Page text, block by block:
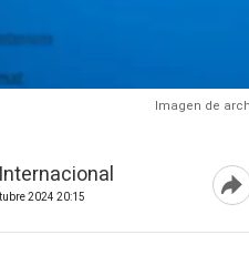
Imagen de
2024 20:15